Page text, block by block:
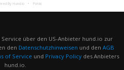
By Hund.io Polski
über den US-Anbieter hund.io zur
den Datenschutzhinweisen und den AGB
of Service und Privacy Policydes Anbieters
hund.io.